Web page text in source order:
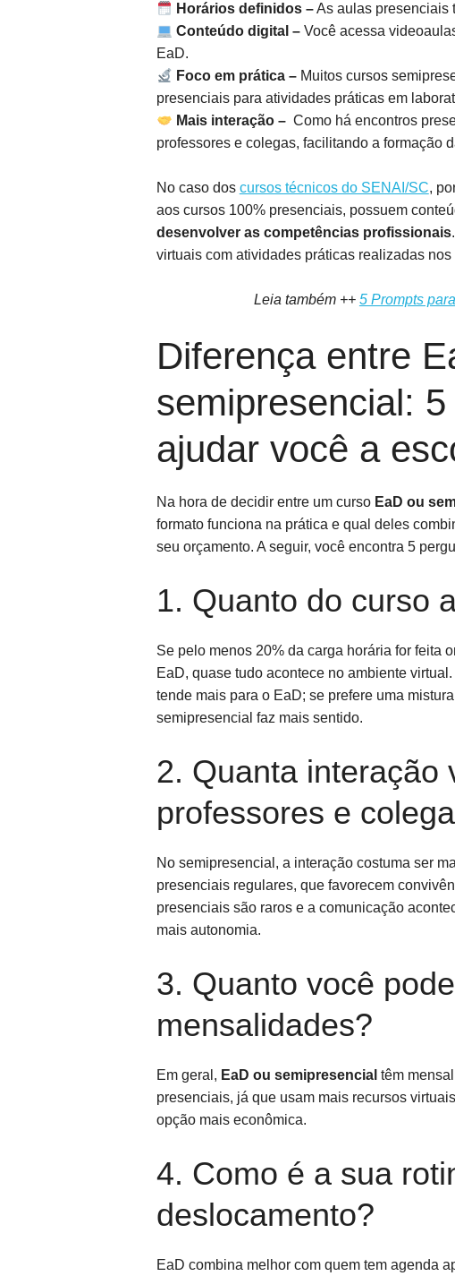
Horários definidos –As aulas presenciais
Conteúdo digital –Você acessa
EaD.
Foco em prática –Muitos cursos
presenciais para atividades práticas em
Mais interação –Como há encontros
professores e colegas, facilitando a formação
No caso dos cursos técnicos do SENAI/SC,
aos cursos 100% presenciais, possuem
desenvolver as competências profissionais
virtuais com atividades práticas realizadas
Leia também ++ 5 Prompts
Diferença entre
semipresencial:
ajudar você a
Na hora de decidir entre um curso EaD ou
formato funciona na prática e qual deles
seu orçamento. A seguir, você encontra 5
1. Quanto do curso
Se pelo menos 20% da carga horária for feita
EaD, quase tudo acontece no ambiente
tende mais para o EaD; se prefere uma
semipresencial faz mais sentido.
2. Quanta interação
professores e
No semipresencial, a interação costuma ser
presenciais regulares, que favorecem
presenciais são raros e a comunicação
mais autonomia.
3. Quanto você
mensalidades?
Em geral, EaD ou semipresencial têm
presenciais, já que usam mais recursos
opção mais econômica.
4. Como é a sua
deslocamento?
EaD combina melhor com quem tem agenda